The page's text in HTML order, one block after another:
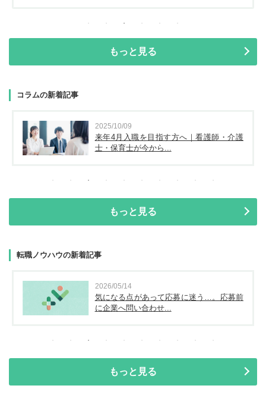
もっと見る
コラムの新着記事
2025/10/09
来年4月入職を目指す方へ｜看護師・介護
士・保育士が今から...
もっと見る
転職ノウハウの新着記事
2026/05/14
気になる点があって応募に迷う…。応募前
に企業へ問い合わせ...
もっと見る